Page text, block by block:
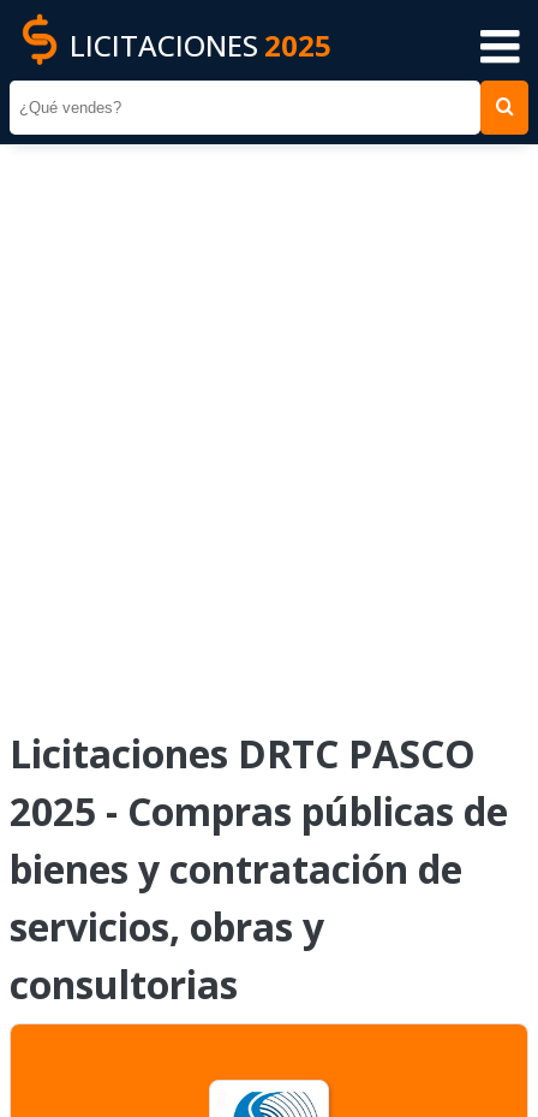
LICITACIONES 2025
Licitaciones DRTC PASCO
2025 - Compras públicas de
bienes y contratación de
servicios, obras y
consultorias